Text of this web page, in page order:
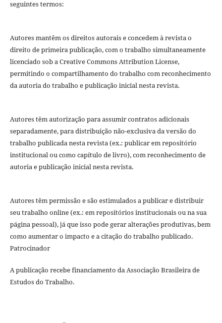
seguintes termos:
Autores mantêm os direitos autorais e concedem à revista o
direito de primeira publicação, com o trabalho simultaneamente
licenciado sob a Creative Commons Attribution License,
permitindo o compartilhamento do trabalho com reconhecimento
da autoria do trabalho e publicação inicial nesta revista.
Autores têm autorização para assumir contratos adicionais
separadamente, para distribuição não-exclusiva da versão do
trabalho publicada nesta revista (ex.: publicar em repositório
institucional ou como capítulo de livro), com reconhecimento de
autoria e publicação inicial nesta revista.
Autores têm permissão e são estimulados a publicar e distribuir
seu trabalho online (ex.: em repositórios institucionais ou na sua
página pessoal), já que isso pode gerar alterações produtivas, bem
como aumentar o impacto e a citação do trabalho publicado.
Patrocinador
A publicação recebe financiamento da Associação Brasileira de
Estudos do Trabalho.